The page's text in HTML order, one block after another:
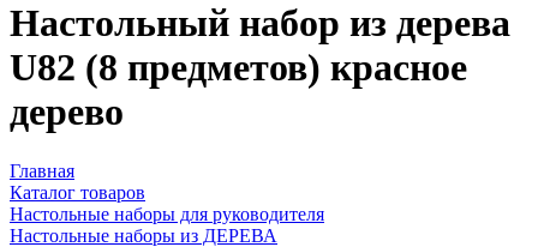
Настольный набор из дерева
U82 (8 предметов) красное
дерево
Главная
Каталог товаров
Настольные наборы для руководителя
Настольные наборы из ДЕРЕВА